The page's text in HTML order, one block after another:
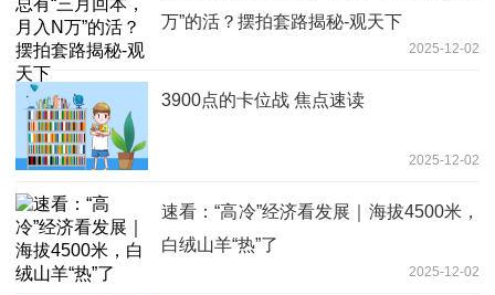
万”的活？摆拍套路揭秘-观天下
2025-12-02
3900点的卡位战 焦点速读
2025-12-02
速看：“高冷”经济看发展｜海拔4500米，
白绒山羊“热”了
2025-12-02